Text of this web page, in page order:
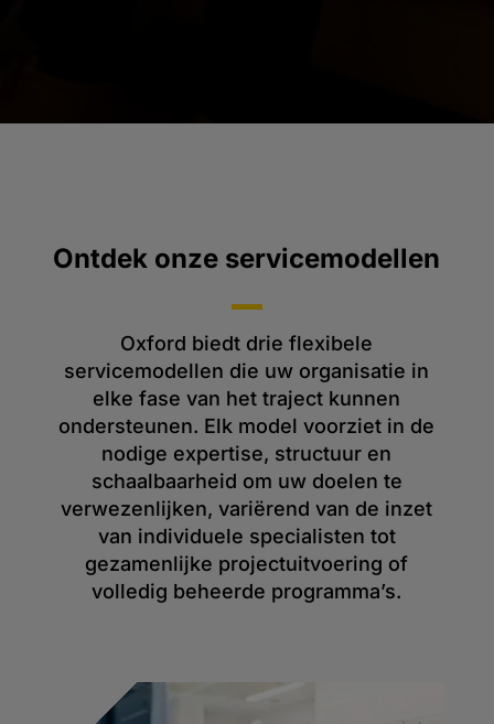
Ontdek onze servicemodellen
Oxford biedt drie flexibele
servicemodellen die uw organisatie in
elke fase van het traject kunnen
ondersteunen. Elk model voorziet in de
nodige expertise, structuur en
schaalbaarheid om uw doelen te
verwezenlijken, variërend van de inzet
van individuele specialisten tot
gezamenlijke projectuitvoering of
volledig beheerde programma’s.